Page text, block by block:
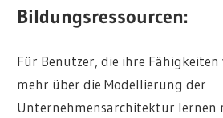
Bildungsressourcen:
Für Benutzer, die ihre Fähigkeiten
mehr über die Modellierung der
Unternehmensarchitektur lernen